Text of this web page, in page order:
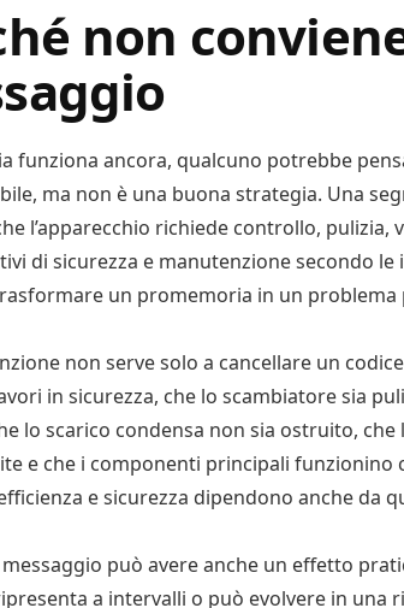
non
funziona ancora, qualcuno potrebbe
ma non è una buona strategia. Una
l’apparecchio richiede controllo,
di sicurezza e manutenzione secondo
un promemoria in un problema
non serve solo a cancellare un
in sicurezza, che lo scambiatore sia
lo scarico condensa non sia ostruito, che
e che i componenti principali funzionino
e sicurezza dipendono anche da
può avere anche un effetto
a intervalli o può evolvere in una